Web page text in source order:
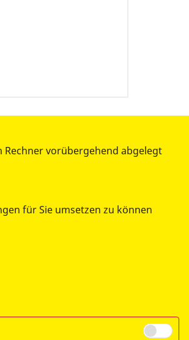
Rechner vorübergehend abgelegt
für Sie umsetzen zu können